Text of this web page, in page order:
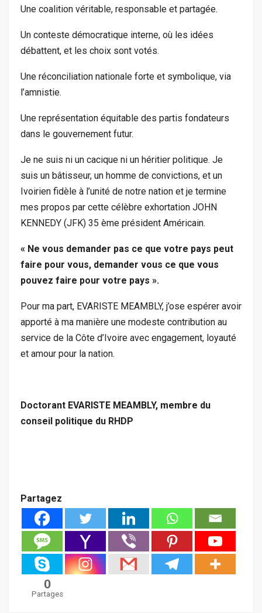
Une coalition véritable, responsable et partagée.
Un conteste démocratique interne, où les idées
débattent, et les choix sont votés.
Une réconciliation nationale forte et symbolique, via
l’amnistie.
Une représentation équitable des partis fondateurs
dans le gouvernement futur.
Je ne suis ni un cacique ni un héritier politique. Je
suis un bâtisseur, un homme de convictions, et un
Ivoirien fidèle à l’unité de notre nation et je termine
mes propos par cette célèbre exhortation JOHN
KENNEDY (JFK) 35 ème président Américain.
« Ne vous demander pas ce que votre pays peut
faire pour vous, demander vous ce que vous
pouvez faire pour votre pays ».
Pour ma part, EVARISTE MEAMBLY, j’ose espérer avoir
apporté à ma manière une modeste contribution au
service de la Côte d’Ivoire avec engagement, loyauté
et amour pour la nation.
Doctorant EVARISTE MEAMBLY, membre du
conseil politique du RHDP
Partagez
0
Partages